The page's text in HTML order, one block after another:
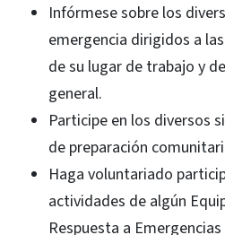
Infórmese sobre los
emergencia dirigidos a
de su lugar de trabajo y
general.
Participe en los diversos
de preparación
Haga voluntariado
actividades de algún
Respuesta a Emergencias